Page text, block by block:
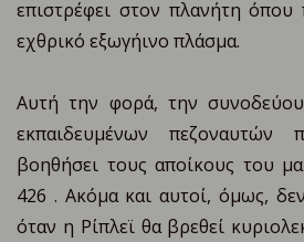
επιστρέφει στον πλανήτη
εχθρικό εξωγήινο πλάσμα.
Αυτή την φορά, την
εκπαιδευμένων πεζοναυτών
βοηθήσει τους αποίκους του
426 . Ακόμα και αυτοί, όμως,
όταν η Ρίπλεϊ θα βρεθεί